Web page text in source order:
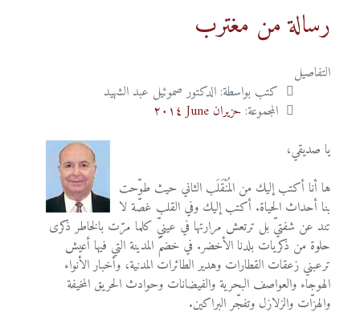
رسالة من مغترب
التفاصيل
كتب بواسطة: الدكتور صموئيل عبد الشهيد
المجموعة: حزيران June ٢٠١٤
يا صديقي،
ها أنا أكتب إليك من المُنْقَلَب الثاني حيث طوّحت
بنا أحداث الحياة. أكتب إليك وفي القلب غصّة لا
تند عن شفتيّ بل ترتعش مرارتها في عينيّ كلما مرّت بالخاطر ذكرى
حلوة من ذكريات بلدنا الأخضر. في خضمّ المدينة التي فيها أعيش
ترعبني زعقات القطارات وهدير الطائرات المدنية، وأخبار الأنواء
الهوجاء والعواصف البحرية والفيضانات وحوادث الحريق المخيفة
والهزّات والزلازل وتفجّر البراكين.